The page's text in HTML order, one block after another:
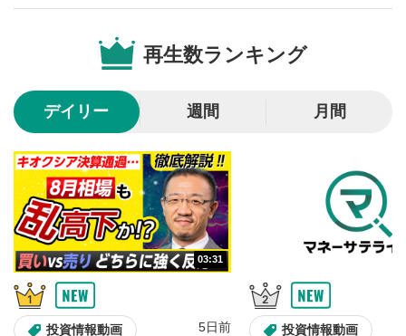
動画再生エリアをクリックすると、動画を再生または
操作メニュー
再生/一時停止
4
10秒戻し/10秒送り
10秒、動画を巻き戻し/早送りします。
5
シークバー
再生位置を示しています。再生したい位置をクリック
するとその位置から動画が再生されます。
画質/再生速度の設定
再生数ランキング
デイリー 週間 月間
03:31
投資情報動画 5日前 投資情報動画